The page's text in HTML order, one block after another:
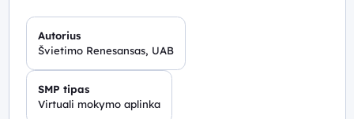
Autorius
Švietimo Renesansas, UAB
SMP tipas
Virtuali mokymo aplinka